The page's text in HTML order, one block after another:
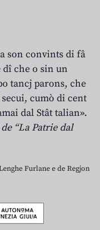
son convints di fâ
dî che o sin un
tancj parons, che
cumò di cent
dal Stât talian».
“La Patrie dal
Furlane e de Regjon